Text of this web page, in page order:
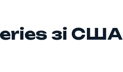
зі США